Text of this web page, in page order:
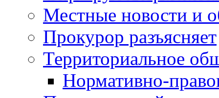
Местные новости и
Прокурор разъясняет
Территориальное
Нормативно-